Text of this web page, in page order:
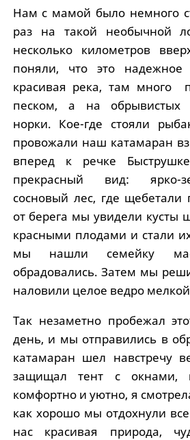
Нам с мамой было немного
раз на такой необычной
несколько километров
поняли, что это
красивая река, там много
песком, а на обрывистых
норки. Кое-где стояли
провожали наш катамаран
вперед к речке
прекрасный вид: ярко-
сосновый лес, где щебетали
от берега мы увидели кусты
красными плодами и стали
мы нашли семейку
обрадовались. Затем мы
наловили целое ведро
Так незаметно пробежал
день, и мы отправились в
катамаран шел навстречу
защищал тент с
комфортно и уютно, я
как хорошо мы отдохнули
нас красивая природа,